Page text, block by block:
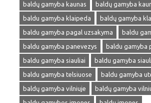
baldų gamyba kaunas
baldų gamyba
baldu gamyba klaipeda
baldų gamyba
baldu gamyba pagal uzsakyma
baldu
baldu gamyba panevezys
baldu gamyba
baldu gamyba siauliai
baldu gamyba
baldu gamyba telsiuose
baldu gamyba
baldų gamyba vilniuje
baldų gamyba